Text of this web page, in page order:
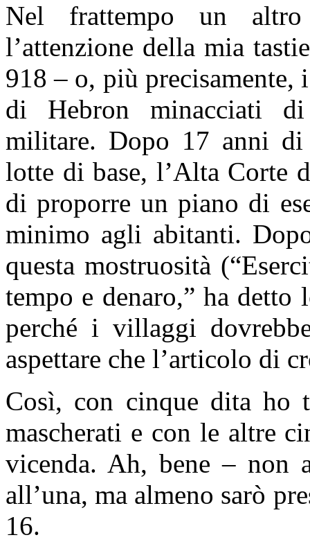
Nel frattempo un
l’attenzione della mia
918 – o, più
di Hebron minacciati
militare. Dopo 17 anni
lotte di base, l’Alta Corte
di proporre un piano di
minimo agli abitanti.
questa mostruosità
tempo e denaro,” ha detto
perché i villaggi
aspettare che l’articolo di
Così, con cinque dita ho
mascherati e con le altre
vicenda. Ah, bene – non
all’una, ma almeno sarò
16.